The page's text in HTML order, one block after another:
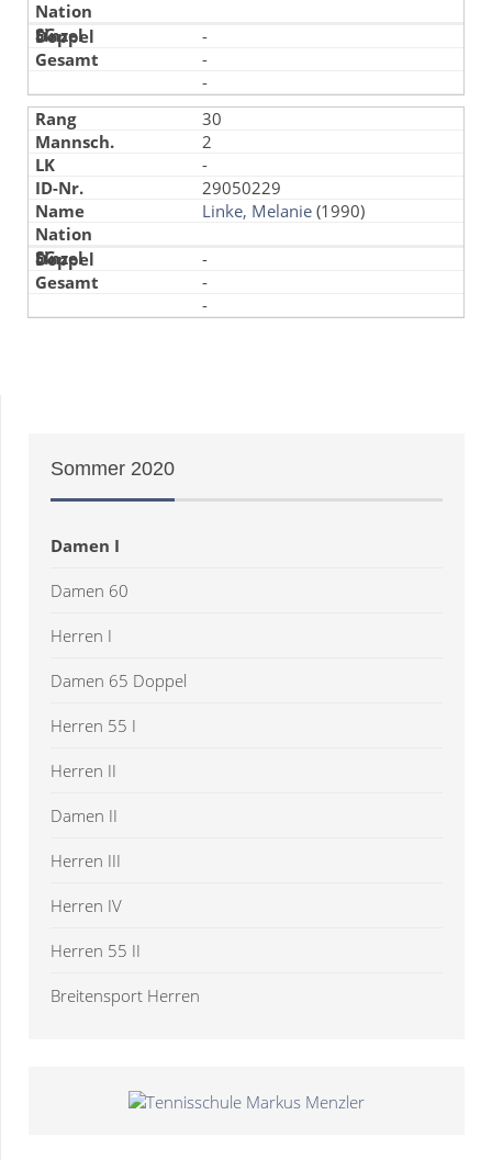
-
-
-
30
2
-
29050229
Linke, Melanie (1990)
-
-
-
Sommer 2020
Damen I
Damen 60
Herren I
Damen 65 Doppel
Herren 55 I
Herren II
Damen II
Herren III
Herren IV
Herren 55 II
Breitensport Herren